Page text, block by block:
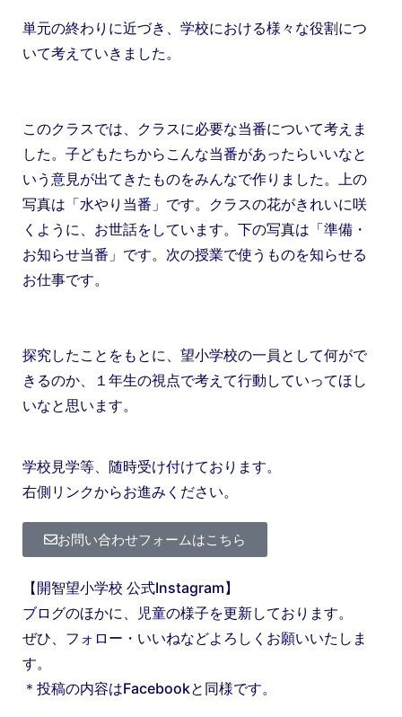
単元の終わりに近づき、学校における様々な役割につ
いて考えていきました。
このクラスでは、クラスに必要な当番について考えま
した。子どもたちからこんな当番があったらいいなと
いう意見が出てきたものをみんなで作りました。上の
写真は「水やり当番」です。クラスの花がきれいに咲
くように、お世話をしています。下の写真は「準備・
お知らせ当番」です。次の授業で使うものを知らせる
お仕事です。
探究したことをもとに、望小学校の一員として何がで
きるのか、１年生の視点で考えて行動していってほし
いなと思います。
学校見学等、随時受け付けております。
右側リンクからお進みください。
お問い合わせフォームはこちら
【開智望小学校 公式Instagram】
ブログのほかに、児童の様子を更新しております。
ぜひ、フォロー・いいねなどよろしくお願いいたしま
す。
＊投稿の内容はFacebookと同様です。